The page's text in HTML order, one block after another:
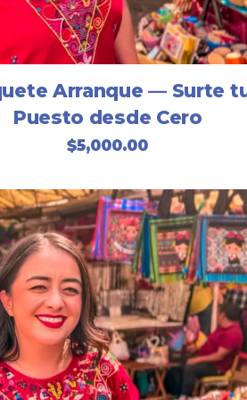
Arranque — Surte
Puesto desde Cero
$5,000.00